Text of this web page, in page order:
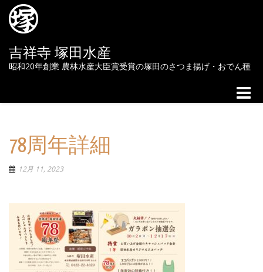
吉祥寺 塚田水産
昭和20年創業 農林水産大臣賞受賞の塚田のさつま揚げ・おでん種
Toggle
78周年詳細
12月 11, 2023